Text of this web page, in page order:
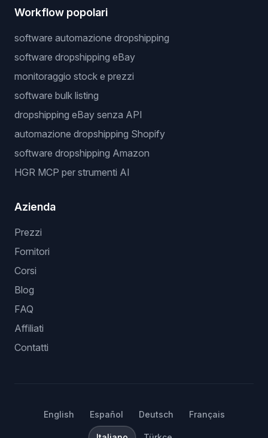
Workflow popolari
software automazione dropshipping
software dropshipping eBay
monitoraggio stock e prezzi
software bulk listing
dropshipping eBay senza API
automazione dropshipping Shopify
software dropshipping Amazon
HGR MCP per strumenti AI
Azienda
Prezzi
Fornitori
Corsi
Blog
FAQ
Affiliati
Contatti
English Español Deutsch Français